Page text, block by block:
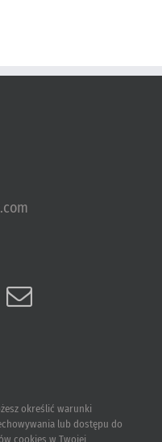
określić warunki
lub dostępu do
cookies w Twojej